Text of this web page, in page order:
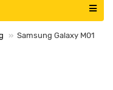
Samsung Galaxy M01